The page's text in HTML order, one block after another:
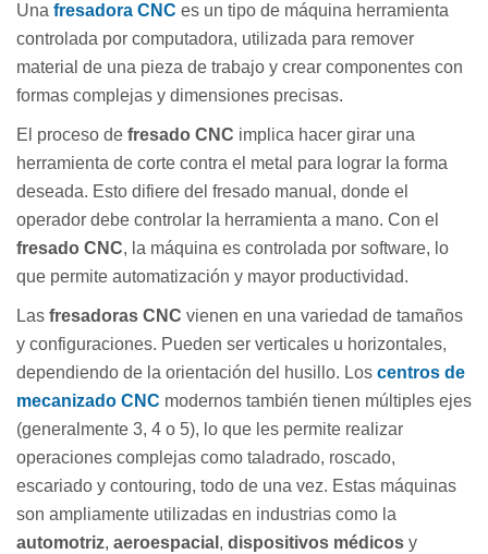
Una fresadora CNC es un tipo de máquina herramienta
controlada por computadora, utilizada para remover
material de una pieza de trabajo y crear componentes con
formas complejas y dimensiones precisas.
El proceso de fresado CNC implica hacer girar una
herramienta de corte contra el metal para lograr la forma
deseada. Esto difiere del fresado manual, donde el
operador debe controlar la herramienta a mano. Con el
fresado CNC, la máquina es controlada por software, lo
que permite automatización y mayor productividad.
Las fresadoras CNC vienen en una variedad de tamaños
y configuraciones. Pueden ser verticales u horizontales,
dependiendo de la orientación del husillo. Los centros de
mecanizado CNC modernos también tienen múltiples ejes
(generalmente 3, 4 o 5), lo que les permite realizar
operaciones complejas como taladrado, roscado,
escariado y contouring, todo de una vez. Estas máquinas
son ampliamente utilizadas en industrias como la
automotriz, aeroespacial , dispositivos médicos y